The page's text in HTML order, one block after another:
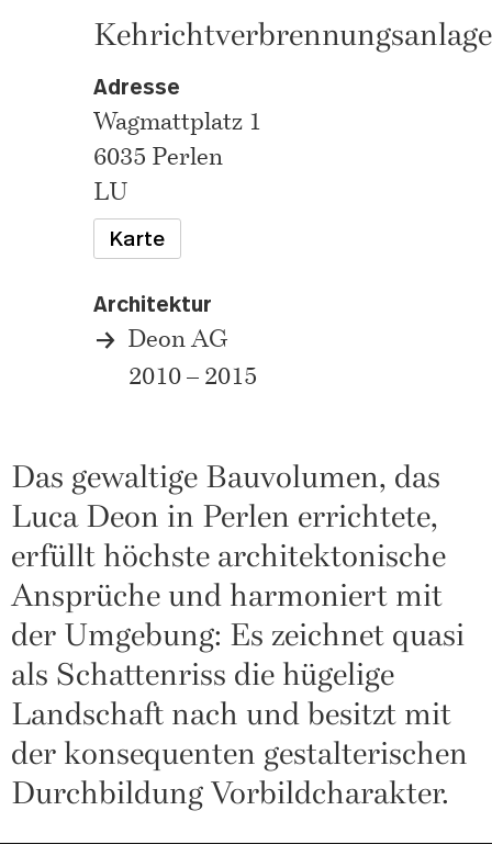
Kehrichtverbrennungsanlage
Adresse
Wagmattplatz 1
6035 Perlen
LU
Karte
Architektur
Deon AG
2010 – 2015
Das gewaltige Bauvolumen, das
Luca Deon in Perlen errichtete,
erfüllt höchste architektonische
Ansprüche und harmoniert mit
der Umgebung: Es zeichnet quasi
als Schattenriss die hügelige
Landschaft nach und besitzt mit
der konsequenten gestalterischen
Durchbildung Vorbildcharakter.